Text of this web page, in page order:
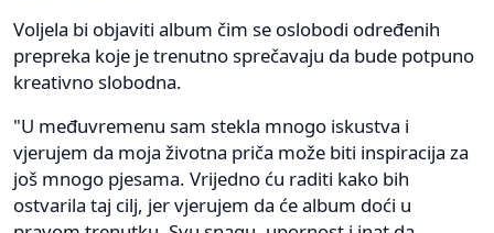
Voljela bi objaviti album čim se oslobodi određenih
prepreka koje je trenutno sprečavaju da bude potpuno
kreativno slobodna.
"U međuvremenu sam stekla mnogo iskustva i
vjerujem da moja životna priča može biti inspiracija za
još mnogo pjesama. Vrijedno ću raditi kako bih
ostvarila taj cilj, jer vjerujem da će album doći u